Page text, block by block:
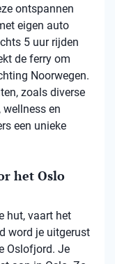
ontspannen
eigen auto
5 uur rijden
de ferry om
Noorwegen.
zoals diverse
en
een unieke
het Oslo
hut, vaart het
word je uitgerust
Oslofjord. Je